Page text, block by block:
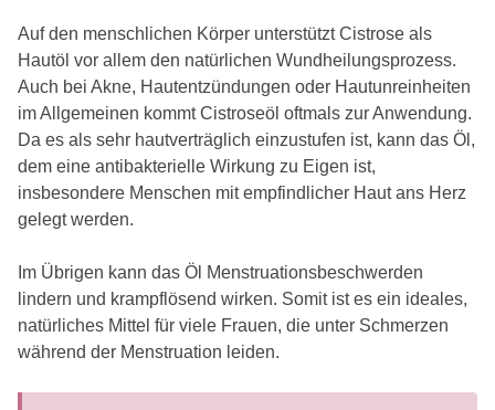
Auf den menschlichen Körper unterstützt Cistrose als
Hautöl vor allem den natürlichen Wundheilungsprozess.
Auch bei Akne, Hautentzündungen oder Hautunreinheiten
im Allgemeinen kommt Cistroseöl oftmals zur Anwendung.
Da es als sehr hautverträglich einzustufen ist, kann das Öl,
dem eine antibakterielle Wirkung zu Eigen ist,
insbesondere Menschen mit empfindlicher Haut ans Herz
gelegt werden.
Im Übrigen kann das Öl Menstruationsbeschwerden
lindern und krampflösend wirken. Somit ist es ein ideales,
natürliches Mittel für viele Frauen, die unter Schmerzen
während der Menstruation leiden.